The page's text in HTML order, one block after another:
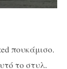
πουκάμισο.
το στυλ.